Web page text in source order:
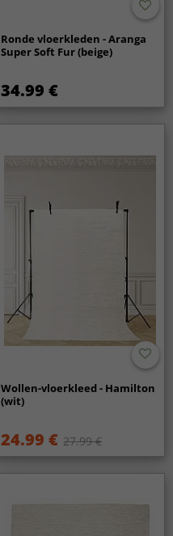
Ronde vloerkleden - Aranga
Super Soft Fur (beige)
34.99 €
Wollen-vloerkleed - Hamilton
(wit)
24.99 € 27.99 €